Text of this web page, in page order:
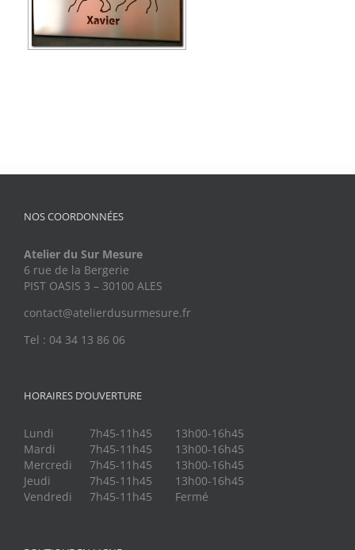
NOS COORDONNÉES
Atelier du Sur Mesure
6 rue de la Bergerie
PIST OASIS 3 – 30100 ALES
contact@atelierdusurmesure.fr
Tel : 04 34 13 86 06
HORAIRES D’OUVERTURE
Lundi 7h45-11h45
13h00-16h45
Mardi
7h45-11h45
13h00-16h45
Mercredi
7h45-11h45
13h00-16h45
Jeudi
7h45-11h45
13h00-16h45
Vendredi
7h45-11h45 Fermé